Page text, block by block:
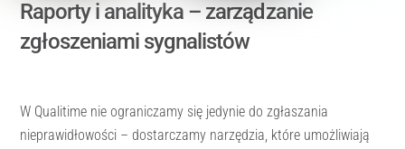
Raporty i analityka – zarządzanie
zgłoszeniami sygnalistów
W Qualitime nie ograniczamy się jedynie do zgłaszania
nieprawidłowości – dostarczamy narzędzia, które umożliwiają